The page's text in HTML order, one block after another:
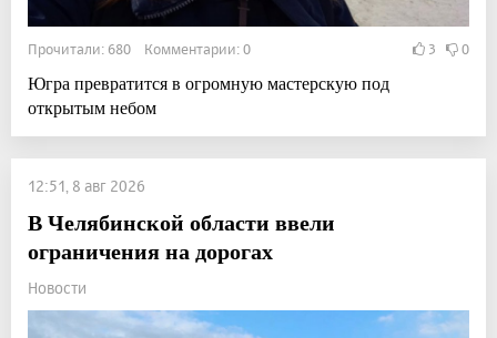
Прочитали: 680 Комментарии: 0 3 0
Югра превратится в огромную мастерскую под
открытым небом
12:51, 8 авг 2026
В Челябинской области ввели
ограничения на дорогах
Новости